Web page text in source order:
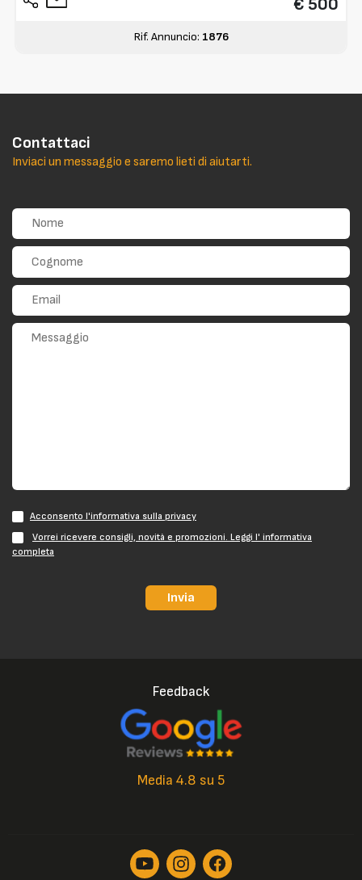
€ 500
Rif. Annuncio: 1876
Contattaci
Inviaci un messaggio e saremo lieti di aiutarti.
Acconsento l'informativa sulla privacy
Vorrei ricevere consigli, novità e promozioni. Leggi l' informativa
completa
Invia
Feedback
Media 4.8 su 5